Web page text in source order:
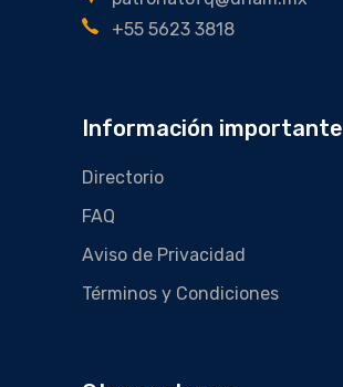
+55 5623 3818
Información importante
Directorio
FAQ
Aviso de Privacidad
Términos y Condiciones